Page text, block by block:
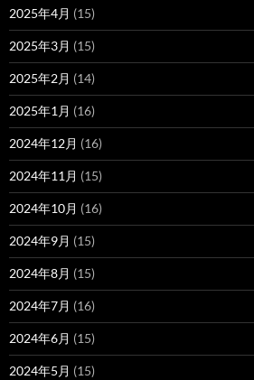
2025年4月 (15)
2025年3月 (15)
2025年2月 (14)
2025年1月 (16)
2024年12月 (16)
2024年11月 (15)
2024年10月 (16)
2024年9月 (15)
2024年8月 (15)
2024年7月 (16)
2024年6月 (15)
2024年5月 (15)